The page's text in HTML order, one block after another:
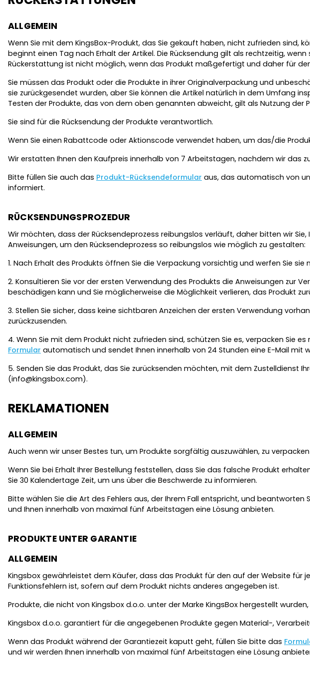
ALLGEMEIN
Wenn Sie mit dem KingsBox-Produkt, das Sie gekauft haben, nicht zufrieden sind,
beginnt einen Tag nach Erhalt der Artikel. Die Rücksendung gilt als rechtzeitig,
Rückerstattung ist nicht möglich, wenn das Produkt maßgefertigt und daher für
Sie müssen das Produkt oder die Produkte in ihrer Originalverpackung und
sie zurückgesendet wurden, aber Sie können die Artikel natürlich in dem Umfang
Testen der Produkte, das von dem oben genannten abweicht, gilt als Nutzung der
Sie sind für die Rücksendung der Produkte verantwortlich.
Wenn Sie einen Rabattcode oder Aktionscode verwendet haben, um das/die
Wir erstatten Ihnen den Kaufpreis innerhalb von 7 Arbeitstagen, nachdem wir das
Bitte füllen Sie auch das Produkt-Rücksendeformular aus, das automatisch von
informiert.
RÜCKSENDUNGSPROZEDUR
Wir möchten, dass der Rücksendeprozess reibungslos verläuft, daher bitten wir
Anweisungen, um den Rücksendeprozess so reibungslos wie möglich zu gestalten:
1. Nach Erhalt des Produkts öffnen Sie die Verpackung vorsichtig und werfen Sie
2. Konsultieren Sie vor der ersten Verwendung des Produkts die Anweisungen zur
beschädigen kann und Sie möglicherweise die Möglichkeit verlieren, das Produkt
3. Stellen Sie sicher, dass keine sichtbaren Anzeichen der ersten Verwendung
zurückzusenden.
4. Wenn Sie mit dem Produkt nicht zufrieden sind, schützen Sie es, verpacken Sie
Formular automatisch und sendet Ihnen innerhalb von 24 Stunden eine E-Mail mit
5. Senden Sie das Produkt, das Sie zurücksenden möchten, mit dem Zustelldienst
(info@kingsbox.com).
REKLAMATIONEN
ALLGEMEIN
Auch wenn wir unser Bestes tun, um Produkte sorgfältig auszuwählen, zu
Wenn Sie bei Erhalt Ihrer Bestellung feststellen, dass Sie das falsche Produkt
Sie 30 Kalendertage Zeit, um uns über die Beschwerde zu informieren.
Bitte wählen Sie die Art des Fehlers aus, der Ihrem Fall entspricht, und beantworten
und Ihnen innerhalb von maximal fünf Arbeitstagen eine Lösung anbieten.
PRODUKTE UNTER GARANTIE
ALLGEMEIN
Kingsbox gewährleistet dem Käufer, dass das Produkt für den auf der Website
Funktionsfehlern ist, sofern auf dem Produkt nichts anderes angegeben ist.
Produkte, die nicht von Kingsbox d.o.o. unter der Marke KingsBox hergestellt
Kingsbox d.o.o. garantiert für die angegebenen Produkte gegen Material-,
Wenn das Produkt während der Garantiezeit kaputt geht, füllen Sie bitte das
und wir werden Ihnen innerhalb von maximal fünf Arbeitstagen eine Lösung